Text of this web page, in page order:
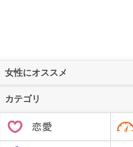
女性にオススメ
カテゴリ